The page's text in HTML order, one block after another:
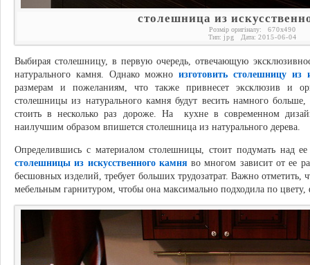
столешница из
Розмір оригіналу: 670x490
Тип: jpg Дата: 2015-06-04
Выбирая столешницу, в первую очередь, отвечающую
натурального камня. Однако можноизготовить столешницу из
размерам и пожеланиям, что также привнесет эксклюзив и
столешницы из натурального камня будут весить намного
стоить в несколько раз дороже. На кухне в современном
наилучшим образом впишется столешница из натурального дерева.
Определившись с материалом столешницы, стоит подумать над
столешницы из искусственного камняво многом зависит от ее
бесшовных изделий, требует больших трудозатрат. Важно отметить,
мебельным гарнитуром, чтобы она максимально подходила по цвету,